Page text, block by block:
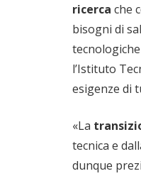
ricerca che
bisogni di
l’Istituto
esigenze di
«La
tecnica e
dunque